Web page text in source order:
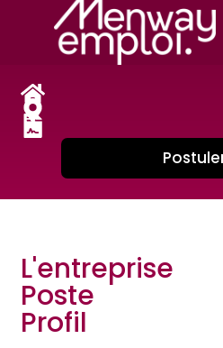
L'entreprise
Poste
Profil